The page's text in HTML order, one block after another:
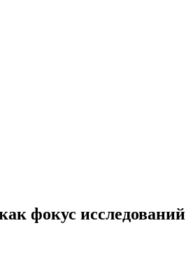
фокус исследований